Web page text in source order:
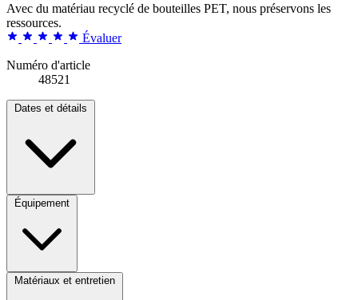
Avec du matériau recyclé de bouteilles PET, nous préservons les
ressources.
Évaluer
Numéro d'article
48521
Dates et détails
Équipement
Matériaux et entretien